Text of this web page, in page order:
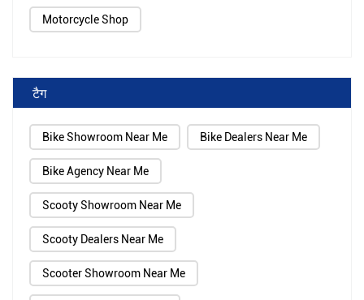
Motorcycle Shop
टैग
Bike Showroom Near Me Bike Dealers Near Me
Bike Agency Near Me
Scooty Showroom Near Me
Scooty Dealers Near Me
Scooter Showroom Near Me